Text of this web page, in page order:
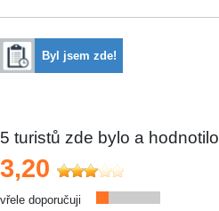
Byl jsem zde!
5 turistů zde bylo a hodnotilo
3,20
vřele doporučuji